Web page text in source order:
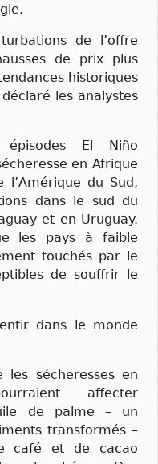
de l’offre
de prix plus
historiques
les analystes
El Niño
en Afrique
du Sud,
dans le sud du
et en Uruguay.
les pays à faible
touchés par le
de souffrir le
dans le monde
les sécheresses en
affecter
de palme – un
transformés –
café et de cacao